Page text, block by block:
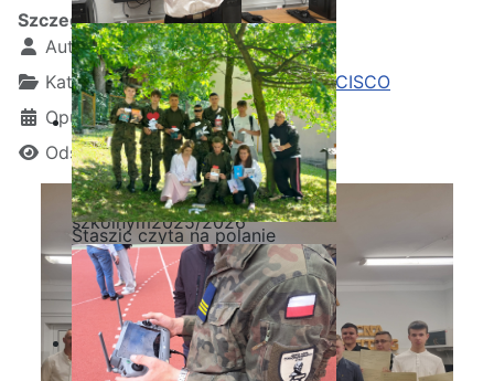
Ostatnia garść certyfikatów
Akademii CISCO w roku
szkolnym2025/2026
Staszic czyta na polanie
Szczegóły
Autor:Kamil Krosta
Kategoria:Wydarzenia z akademii CISCO
Opublikowano: 23 czerwiec 2024
Odsłon: 1511